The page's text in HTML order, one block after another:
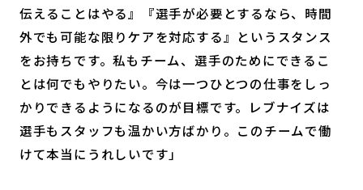
伝えることはやる』『選手が必要とするなら、時間
外でも可能な限りケアを対応する』というスタンス
をお持ちです。私もチーム、選手のためにできるこ
とは何でもやりたい。今は一つひとつの仕事をしっ
かりできるようになるのが目標です。レブナイズは
選手もスタッフも温かい方ばかり。このチームで働
けて本当にうれしいです」